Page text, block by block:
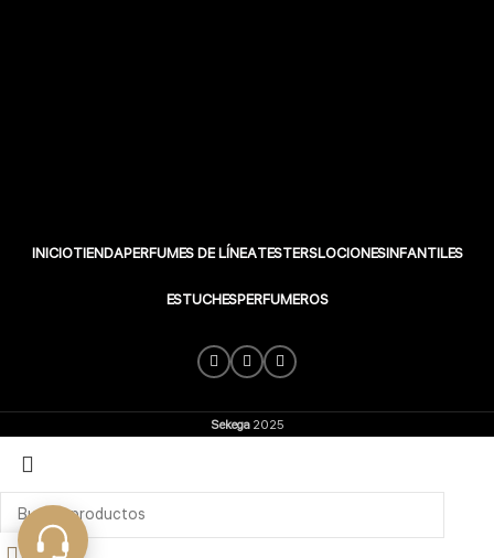
INICIOTIENDAPERFUMES DE LÍNEATESTERSLOCIONESINFANTILES
ESTUCHESPERFUMEROS
Sekega2025